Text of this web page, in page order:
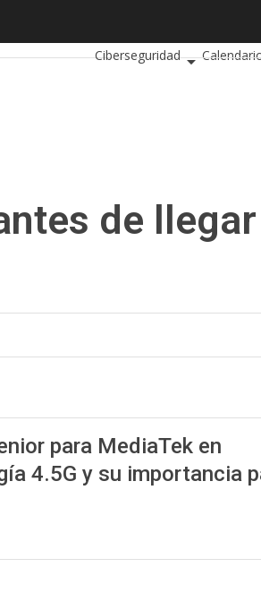
Ciberseguridad
de
para MediaTek en
4.5G y su importancia